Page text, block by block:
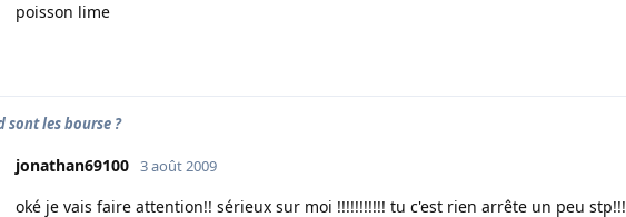
poisson lime
sont les bourse ?
jonathan69100 3 août 2009
oké je vais faire attention!! sérieux sur moi !!!!!!!!!!! tu c'est rien arrête un peu stp!!!